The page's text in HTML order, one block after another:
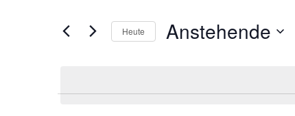
Ansichten,
Suche
Schlüsselwort.
Heute Anstehende